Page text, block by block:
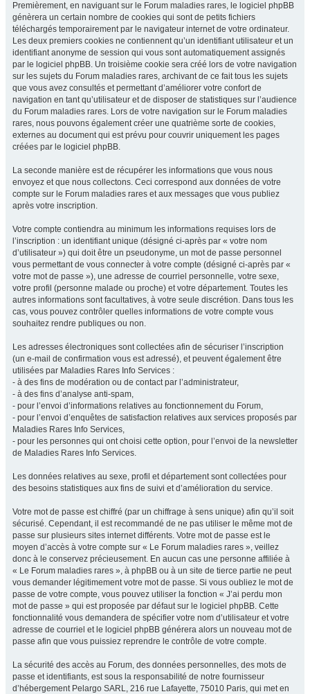
Premièrement, en naviguant sur le Forum maladies rares, le logiciel phpBB
génèrera un certain nombre de cookies qui sont de petits fichiers
téléchargés temporairement par le navigateur internet de votre ordinateur.
Les deux premiers cookies ne contiennent qu’un identifiant utilisateur et un
identifiant anonyme de session qui vous sont automatiquement assignés
par le logiciel phpBB. Un troisième cookie sera créé lors de votre navigation
sur les sujets du Forum maladies rares, archivant de ce fait tous les sujets
que vous avez consultés et permettant d’améliorer votre confort de
navigation en tant qu’utilisateur et de disposer de statistiques sur l’audience
du Forum maladies rares. Lors de votre navigation sur le Forum maladies
rares, nous pouvons également créer une quatrième sorte de cookies,
externes au document qui est prévu pour couvrir uniquement les pages
créées par le logiciel phpBB.
La seconde manière est de récupérer les informations que vous nous
envoyez et que nous collectons. Ceci correspond aux données de votre
compte sur le Forum maladies rares et aux messages que vous publiez
après votre inscription.
Votre compte contiendra au minimum les informations requises lors de
l’inscription : un identifiant unique (désigné ci-après par « votre nom
d’utilisateur ») qui doit être un pseudonyme, un mot de passe personnel
vous permettant de vous connecter à votre compte (désigné ci-après par «
votre mot de passe »), une adresse de courriel personnelle, votre sexe,
votre profil (personne malade ou proche) et votre département. Toutes les
autres informations sont facultatives, à votre seule discrétion. Dans tous les
cas, vous pouvez contrôler quelles informations de votre compte vous
souhaitez rendre publiques ou non.
Les adresses électroniques sont collectées afin de sécuriser l’inscription
(un e-mail de confirmation vous est adressé), et peuvent également être
utilisées par Maladies Rares Info Services :
- à des fins de modération ou de contact par l’administrateur,
- à des fins d’analyse anti-spam,
- pour l’envoi d’informations relatives au fonctionnement du Forum,
- pour l’envoi d’enquêtes de satisfaction relatives aux services proposés par
Maladies Rares Info Services,
- pour les personnes qui ont choisi cette option, pour l’envoi de la newsletter
de Maladies Rares Info Services.
Les données relatives au sexe, profil et département sont collectées pour
des besoins statistiques aux fins de suivi et d’amélioration du service.
Votre mot de passe est chiffré (par un chiffrage à sens unique) afin qu’il soit
sécurisé. Cependant, il est recommandé de ne pas utiliser le même mot de
passe sur plusieurs sites internet différents. Votre mot de passe est le
moyen d’accès à votre compte sur « Le Forum maladies rares », veillez
donc à le conservez précieusement. En aucun cas une personne affiliée à
« Le Forum maladies rares », à phpBB ou à un site de tierce partie ne peut
vous demander légitimement votre mot de passe. Si vous oubliez le mot de
passe de votre compte, vous pouvez utiliser la fonction « J’ai perdu mon
mot de passe » qui est proposée par défaut sur le logiciel phpBB. Cette
fonctionnalité vous demandera de spécifier votre nom d’utilisateur et votre
adresse de courriel et le logiciel phpBB générera alors un nouveau mot de
passe afin que vous puissiez reprendre le contrôle de votre compte.
La sécurité des accès au Forum, des données personnelles, des mots de
passe et identifiants, est sous la responsabilité de notre fournisseur
d’hébergement Pelargo SARL, 216 rue Lafayette, 75010 Paris, qui met en